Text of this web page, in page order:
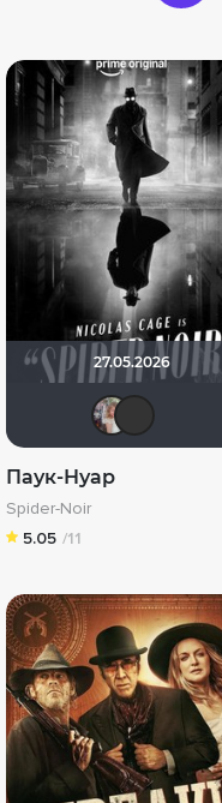
27.05.2026
Паук-Нуар
Spider-Noir
5.05 /11